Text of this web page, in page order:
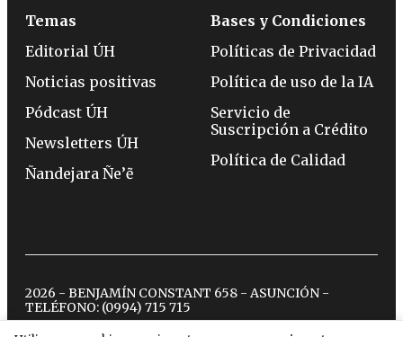
Temas
Editorial ÚH
Noticias positivas
Pódcast ÚH
Newsletters ÚH
Ñandejara Ñe’ẽ
Bases y Condiciones
Políticas de Privacidad
Política de uso de la IA
Servicio de
Suscripción a Crédito
Política de Calidad
2026 - BENJAMÍN CONSTANT 658 - ASUNCIÓN -
TELÉFONO: (0994) 715 715